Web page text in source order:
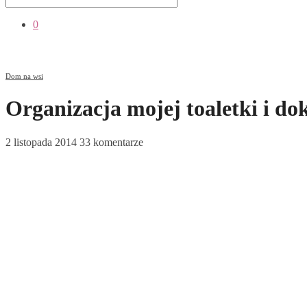
0
Dom na wsi
Organizacja mojej toaletki i
2 listopada 2014 33 komentarze